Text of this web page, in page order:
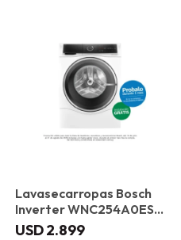
Lavasecarropas Bosch
Inverter WNC254A0ES
10,5/6kg
USD2.899